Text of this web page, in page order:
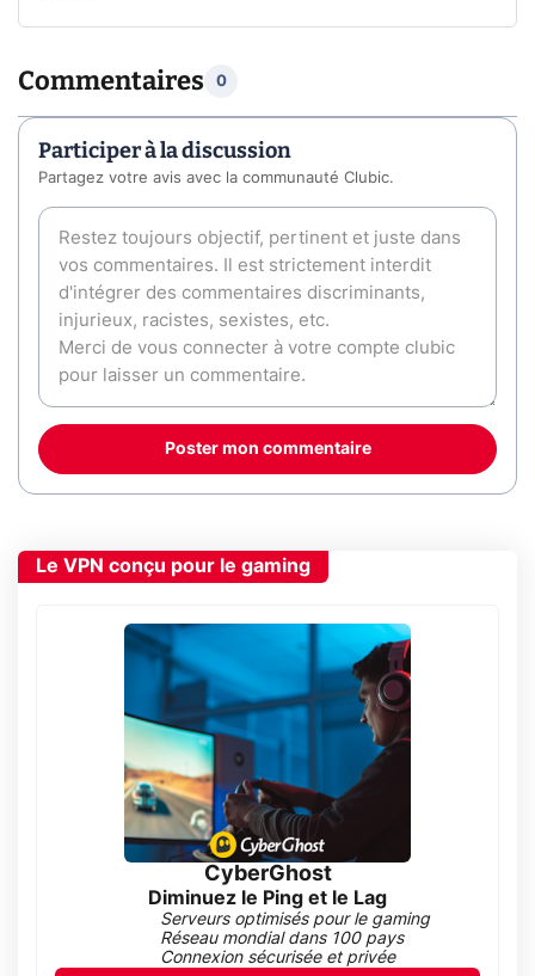
Commentaires 0
Participer à la discussion
Partagez votre avis avec la communauté Clubic.
Poster mon commentaire
Le VPN conçu pour le gaming
CyberGhost
Diminuez le Ping et le Lag
Serveurs optimisés pour le gaming
Réseau mondial dans 100 pays
Connexion sécurisée et privée